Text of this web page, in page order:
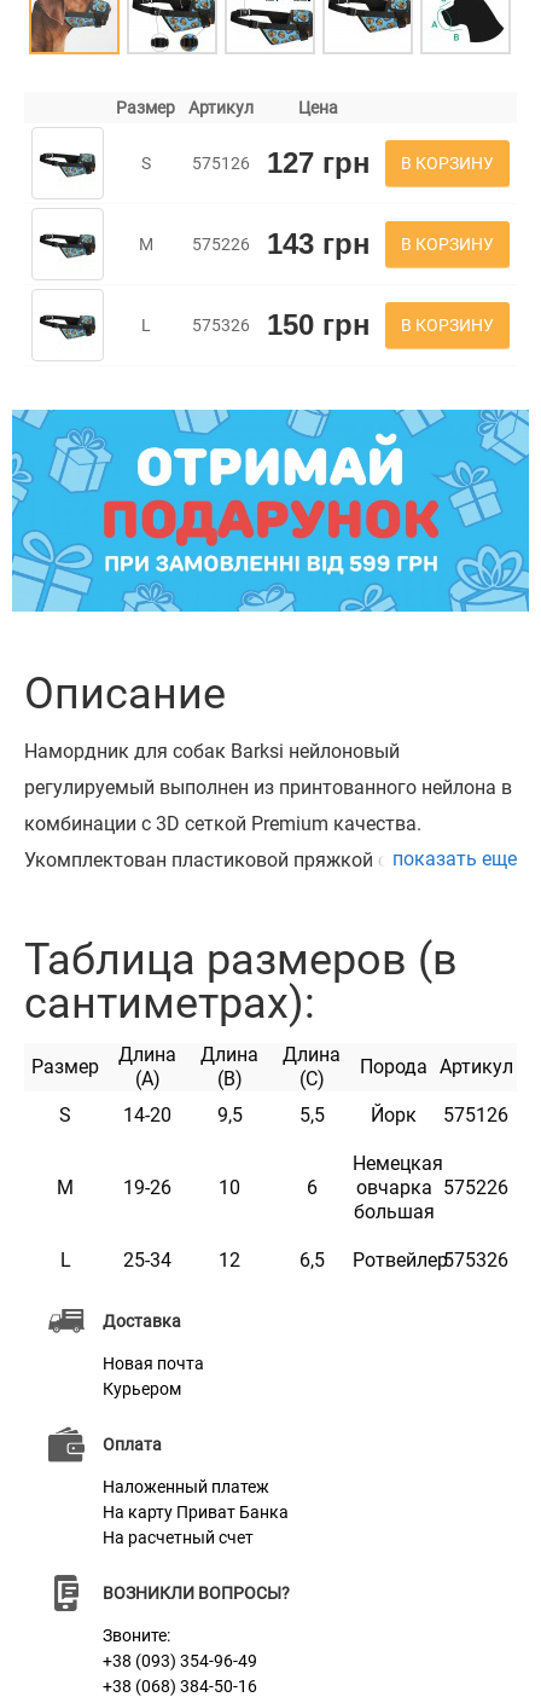
Размер Артикул Цена
S 575126 127 грн В КОРЗИНУ
M 575226 143 грн В КОРЗИНУ
L 575326 150 грн В КОРЗИНУ
Доставка
Новая почта
Курьером
Оплата
Наложенный платеж
На карту Приват Банка
На расчетный счет
ВОЗНИКЛИ ВОПРОСЫ?
Звоните:
+38 (093) 354-96-49
+38 (068) 384-50-16
Описание
Намордник для собак Barksi нейлоновый
регулируемый выполнен из принтованного нейлона в
комбинации с 3D сеткой Premium качества.
Укомплектован пластиковой пряжкой с фиксатором
средних и крупных пород собак, имеющих спокойный,
уравновешенный нрав и темперамент. Можно
использовать для приучения собак к наморднику.
Идеален при перевозке собак и посещении
ветеринара.
Намордник доступен в трех размерах.
показать еще
Таблица размеров (в
сантиметрах):
Размер
Длина
(A)
Длина
(B)
Длина
(C)
Порода Артикул
S 14-20 9,5 5,5 Йорк 575126
M 19-26 10 6
Немецкая
овчарка
большая
575226
L 25-34 12 6,5 Ротвейлер575326